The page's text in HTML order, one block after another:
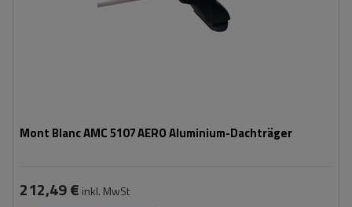
Mont Blanc AMC 5107 AERO Aluminium-Dachträger
212,49 € inkl. MwSt